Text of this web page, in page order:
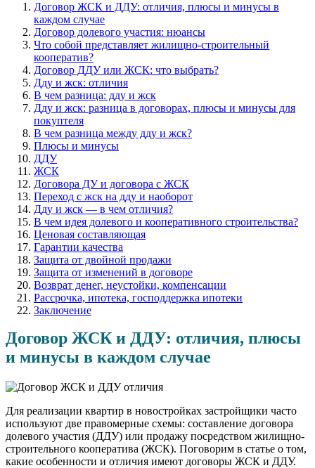
Договор ЖСК и ДДУ: отличия, плюсы и минусы в
каждом случае
Договор долевого участия: нюансы
Что собой представляет жилищно-строительный
кооператив?
Договор ДДУ или ЖСК: что выбрать?
Дду и жск: отличия
В чем разница: дду и жск
Дду и жск: разница в договорах, плюсы и минусы для
покуптеля
В чем разница между дду и жск?
Плюсы и минусы
ДДУ
ЖСК
Договора ДУ и договора с ЖСК
Переход с жск на дду и наоборот
Дду и жск — в чем отличия?
В чем идея долевого и кооперативного строительства?
Ценовая составляющая
Гарантии качества
Защита от двойной продажи
Защита от изменений в договоре
Возврат денег, неустойки, компенсации
Рассрочка, ипотека, господдержка ипотеки
Заключение
Договор ЖСК и ДДУ: отличия, плюсы
и минусы в каждом случае
Для реализации квартир в новостройках застройщики часто
используют две правомерные схемы: составление договора
долевого участия (ДДУ) или продажу посредством жилищно-
строительного кооператива (ЖСК). Поговорим в статье о том,
какие особенности и отличия имеют договоры ЖСК и ДДУ.